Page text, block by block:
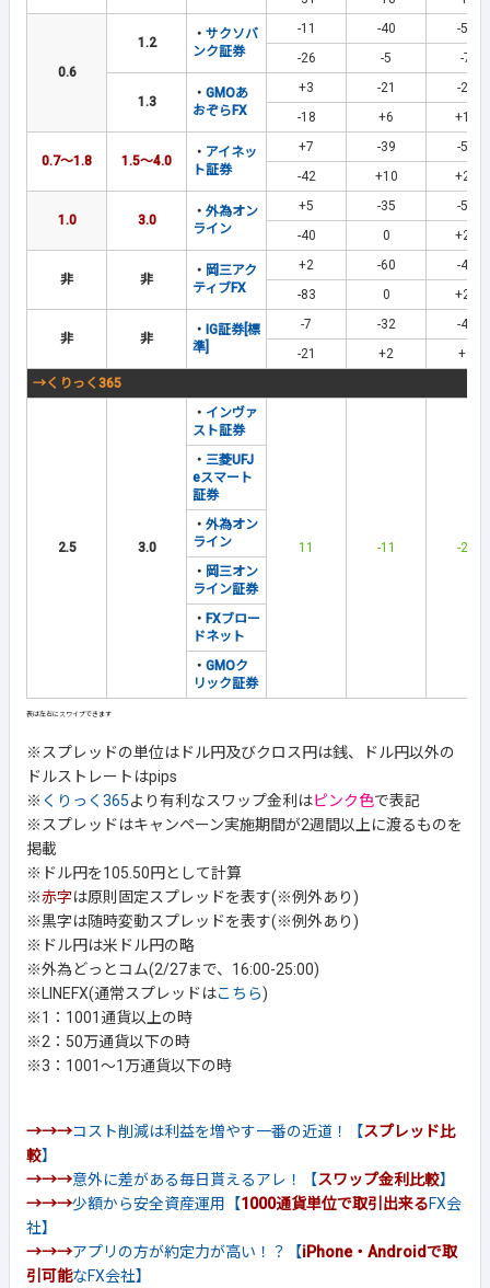
0.6
1.2
・ サクソバ
ンク証券
-11 -40
-59
-26
-5 -7
1.3
・ GMOあ
おぞらFX
+3 -21
-25
-18
+6 +15
0.7～1.8 1.5～4.0
・ アイネッ
ト証券
+7 -39
-50
-42
+10 +20
1.0 3.0
・ 外為オン
ライン
+5 -35
-50
-40
0 +20
非 非
・ 岡三アク
ティブFX
+2 -60
-44
-83
0 +23
非 非
・ IG証券[標
準]
-7 -32
-41
-21
+2
+9
→くりっく365
2.5 3.0
・ インヴァ
スト証券
11 -11 -23
・ 三菱UFJ
eスマート
証券
・ 外為オン
ライン
・ 岡三オン
ライン証券
・ FXブロー
ドネット
・ GMOク
リック証券
※スプレッドの単位はドル円及びクロス円は銭、ドル円以外の
ドルストレートはpips
※ くりっく365より有利なスワップ金利はピンク色で表記
※スプレッドはキャンペーン実施期間が2週間以上に渡るものを
掲載
※ドル円を105.50円として計算
※赤字は原則固定スプレッドを表す(※例外あり)
※黒字は随時変動スプレッドを表す(※例外あり)
※ドル円は米ドル円の略
※外為どっとコム(2/27まで、16:00-25:00)
※LINEFX(通常スプレッドはこちら)
※1：1001通貨以上の時
※2：50万通貨以下の時
※3：1001～1万通貨以下の時
→→→コスト削減は利益を増やす一番の近道！【スプレッド比
較】
→→→意外に差がある毎日貰えるアレ！【スワップ金利比較】
→→→少額から安全資産運用【1000通貨単位で取引出来るFX会
社】
→→→アプリの方が約定力が高い！？【iPhone・Androidで取
引可能なFX会社】